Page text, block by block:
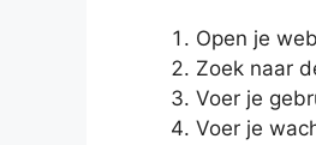
Open je
Zoek naar
Voer je
Voer je